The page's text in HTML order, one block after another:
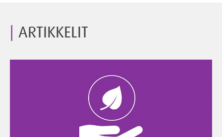
ARTIKKELIT